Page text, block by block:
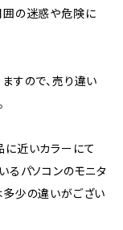
囲の迷惑や危険に
すので、売り違い
近いカラーにて
るパソコンのモニタ
少の違いがござい